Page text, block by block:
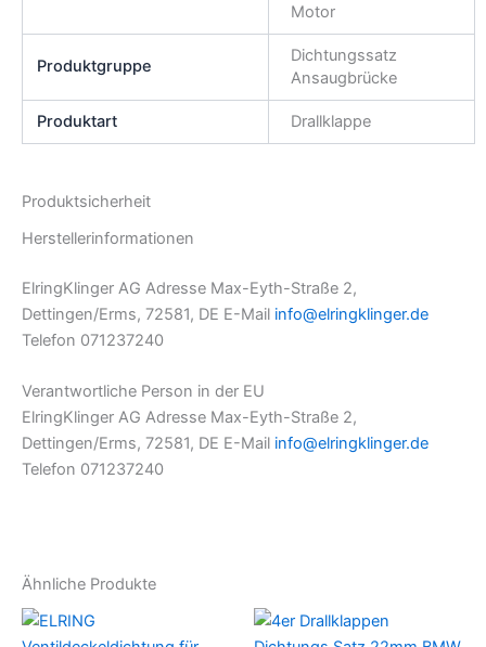
Motor
Produktgruppe
Dichtungssatz
Ansaugbrücke
Produktart Drallklappe
Produktsicherheit
Herstellerinformationen
ElringKlinger AG Adresse Max-Eyth-Straße 2,
Dettingen/Erms, 72581, DE E-Mail info@elringklinger.de
Telefon 071237240
Verantwortliche Person in der EU
ElringKlinger AG Adresse Max-Eyth-Straße 2,
Dettingen/Erms, 72581, DE E-Mail info@elringklinger.de
Telefon 071237240
Ähnliche Produkte